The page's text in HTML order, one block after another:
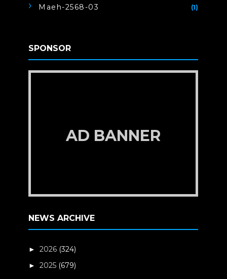
Maeh-2568-03 (1)
SPONSOR
AD BANNER
NEWS ARCHIVE
►2026 (324)
►2025 (679)